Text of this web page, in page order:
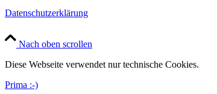
Datenschutzerklärung
Nach oben scrollen
Diese Webseite verwendet nur technische Cookies.
Prima :-)